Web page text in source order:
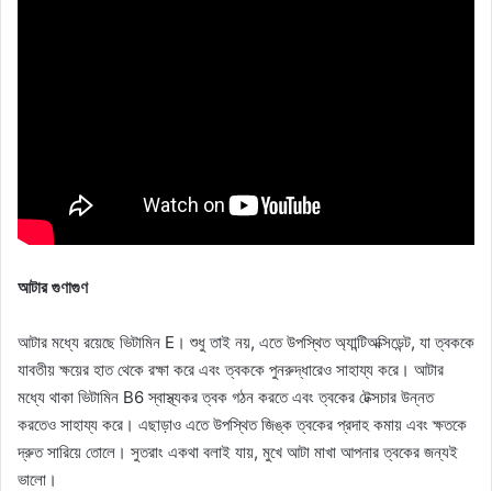
আটার গুণাগুণ
আটার মধ্যে রয়েছে ভিটামিন E। শুধু তাই নয়, এতে উপস্থিত অ্যান্টিঅক্সিডেন্ট, যা ত্বককে
যাবতীয় ক্ষয়ের হাত থেকে রক্ষা করে এবং ত্বককে পুনরুদ্ধারেও সাহায্য করে। আটার
মধ্যে থাকা ভিটামিন B6 স্বাস্থ্যকর ত্বক গঠন করতে এবং ত্বকের টেক্সচার উন্নত
করতেও সাহায্য করে। এছাড়াও এতে উপস্থিত জিঙ্ক ত্বকের প্রদাহ কমায় এবং ক্ষতকে
দ্রুত সারিয়ে তোলে। সুতরাং একথা বলাই যায়, মুখে আটা মাখা আপনার ত্বকের জন্যই
ভালো।